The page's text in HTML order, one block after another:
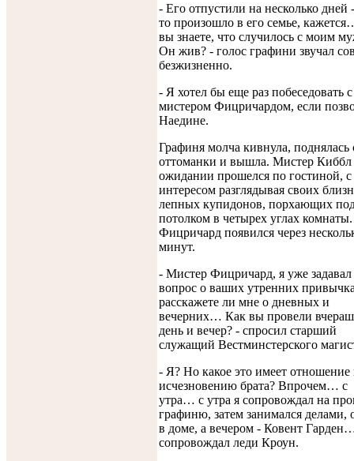
- Его отпустили на несколько дней
то произошло в его семье,
вы знаете, что случилось с моим
Он жив? - голос графини звучал
безжизненно.
- Я хотел бы еще раз побеседовать с
мистером Фицричардом, если
Наедине.
Графиня молча кивнула, поднялась
оттоманки и вышла. Мистер Киббл
ожидании прошелся по гостиной, с
интересом разглядывая своих
лепных купидонов, порхающих
потолком в четырех углах комнаты.
Фицричард появился через
минут.
- Мистер Фицричард, я уже задавал
вопрос о ваших утренних
расскажете ли мне о дневных и
вечерних… Как вы провели
день и вечер? - спросил старший
служащий Вестминстерского
- Я? Но какое это имеет отношение
исчезновению брата? Впрочем… с
утра… с утра я сопровождал на
графиню, затем занимался делами,
в доме, а вечером - Ковент
сопровождал леди Кроун.